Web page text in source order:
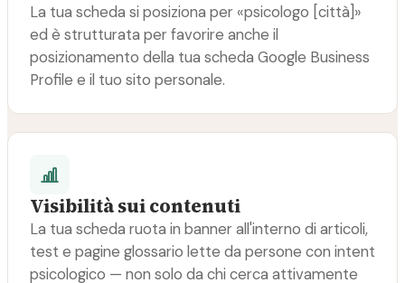
La tua scheda si posiziona per «psicologo [città]»
ed è strutturata per favorire anche il
posizionamento della tua scheda Google Business
Profile e il tuo sito personale.
Visibilità sui contenuti
La tua scheda ruota in banner all'interno di articoli,
test e pagine glossario lette da persone con intent
psicologico — non solo da chi cerca attivamente